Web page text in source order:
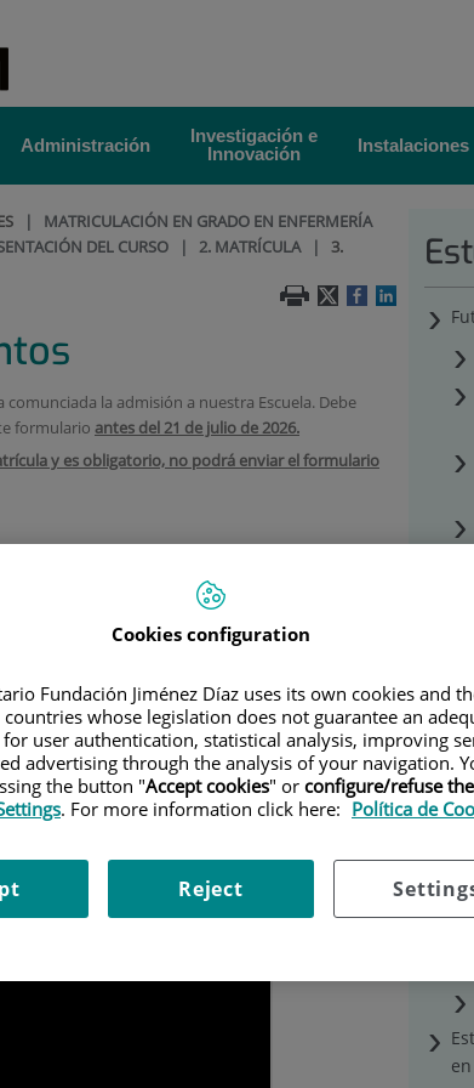
Administración
Investigación e
Innovación
Instalaciones
| MATRICULACIÓN EN GRADO EN ENFERMERÍA
DEL CURSO | 2. MATRÍCULA | 3.
la admisión a nuestra Escuela. Debe
formulario antes del 21 de julio de 2026.
y es obligatorio, no podrá enviar el formulario
el resguardo de solicitud en el apartado "Otros
en digital o en papel (en ese caso, escanear
firmado por el estudiante y en formato
participar en las clases grabadas
Cookies configuration
Fundación Jiménez Díaz uses its own cookies and
whose legislation does not guarantee an
user authentication, statistical analysis, improving
advertising through the analysis of your navigation.
the button "Accept cookies" or configure/refuse
. For more information click here: Política de
Reject